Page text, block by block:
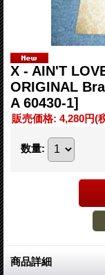
X - AIN'T
ORIGINAL
A 60430-1]
販売価格: 4,280円(
数量:
商品詳細